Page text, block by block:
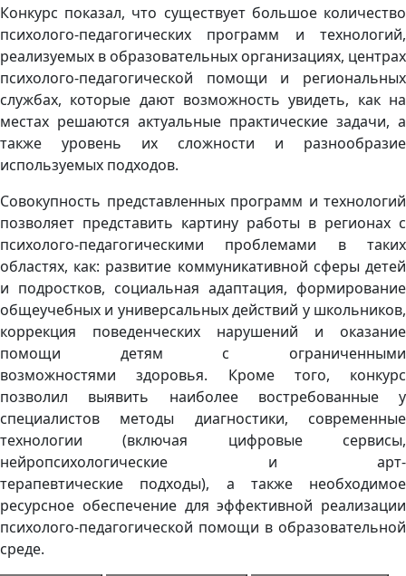
Дополнительная информация
Конкурс показал, что существует большое количество
психолого-педагогических программ и технологий,
реализуемых в образовательных организациях, центрах
психолого-педагогической помощи и региональных
службах, которые дают возможность увидеть, как на
местах решаются актуальные практические задачи, а
также уровень их сложности и разнообразие
используемых подходов.
Совокупность представленных программ и технологий
позволяет представить картину работы в регионах с
психолого-педагогическими проблемами в таких
областях, как: развитие коммуникативной сферы детей
и подростков, социальная адаптация, формирование
общеучебных и универсальных действий у школьников,
коррекция поведенческих нарушений и оказание
помощи детям с ограниченными
возможностями здоровья. Кроме того, конкурс
позволил выявить наиболее востребованные у
специалистов методы диагностики, современные
технологии (включая цифровые сервисы,
нейропсихологические и арт-
терапевтические подходы), а также необходимое
ресурсное обеспечение для эффективной реализации
психолого-педагогической помощи в образовательной
среде.